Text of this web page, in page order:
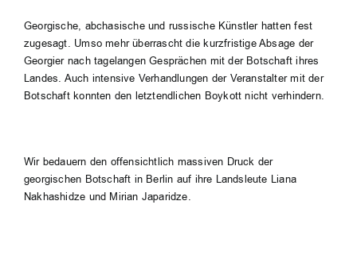
Georgische, abchasische und russische Künstler hatten fest
zugesagt. Umso mehr überrascht die kurzfristige Absage der
Georgier nach tagelangen Gesprächen mit der Botschaft ihres
Landes. Auch intensive Verhandlungen der Veranstalter mit der
Botschaft konnten den letztendlichen Boykott nicht verhindern.
Wir bedauern den offensichtlich massiven Druck der
georgischen Botschaft in Berlin auf ihre Landsleute Liana
Nakhashidze und Mirian Japaridze.